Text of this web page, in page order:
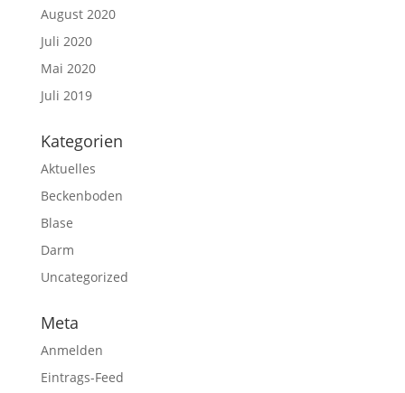
August 2020
Juli 2020
Mai 2020
Juli 2019
Kategorien
Aktuelles
Beckenboden
Blase
Darm
Uncategorized
Meta
Anmelden
Eintrags-Feed